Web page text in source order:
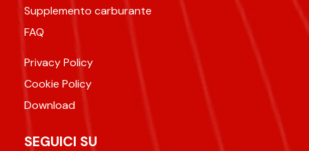
Supplemento carburante
FAQ
Privacy Policy
Cookie Policy
Download
SEGUICI SU